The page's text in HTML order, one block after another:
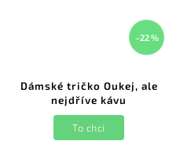
–22 %
Dámské tričko Oukej, ale
nejdříve kávu
To chci